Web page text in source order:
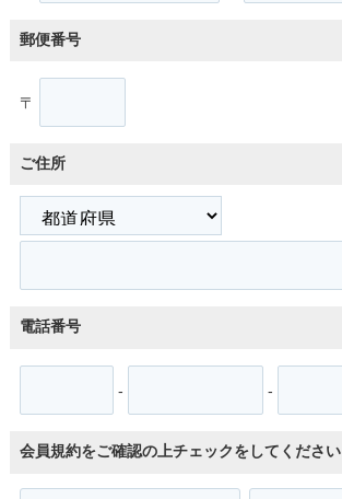
郵便番号
〒
ご住所
電話番号
- -
会員規約をご確認の上チェックをしてください